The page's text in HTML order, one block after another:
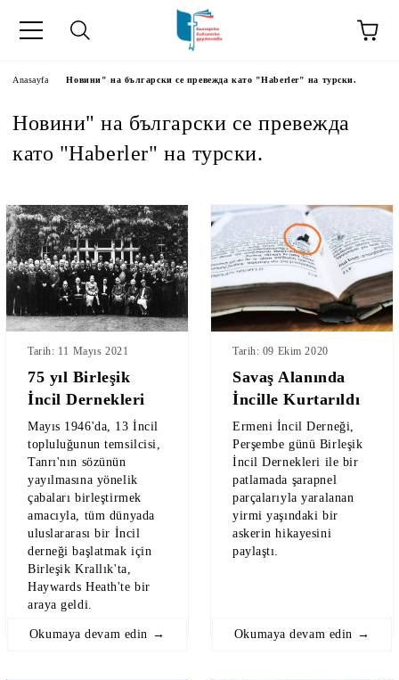
на турски.
in Turkish.
Anasayfa Новини" на български се превежда като "Haberler" на турски.
Новини" на български се превежда
като "Haberler" на турски.
75 yıl Birleşik
İncil Dernekleri
Tarih: 11 Mayıs 2021
Mayıs 1946'da, 13 İncil
topluluğunun temsilcisi,
Tanrı'nın sözünün
yayılmasına yönelik
çabaları birleştirmek
amacıyla, tüm dünyada
uluslararası bir İncil
derneği başlatmak için
Birleşik Krallık'ta,
Haywards Heath'te bir
araya geldi.
Okumaya devam edin →
Savaş Alanında
İncille Kurtarıldı
Tarih: 09 Ekim 2020
Ermeni İncil Derneği,
Perşembe günü Birleşik
İncil Dernekleri ile bir
patlamada şarapnel
parçalarıyla yaralanan
yirmi yaşındaki bir
askerin hikayesini
paylaştı.
Okumaya devam edin →